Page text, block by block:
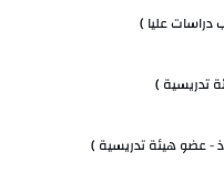
عليا )
تدريسية )
- عضو هيئة تدريسية )